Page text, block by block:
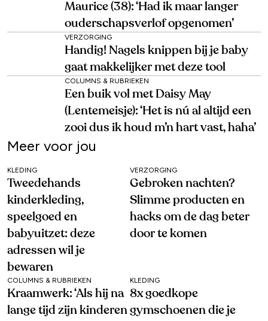
Maurice (38): ‘Had ik maar langer
ouderschapsverlof opgenomen’
VERZORGING
Handig! Nagels knippen bij je baby
gaat makkelijker met deze tool
COLUMNS & RUBRIEKEN
Een buik vol met Daisy May
(Lentemeisje): ‘Het is nú al altijd een
zooi dus ik houd m’n hart vast, haha’
Meer voor jou
KLEDING
Tweedehands
kinderkleding,
speelgoed en
babyuitzet: deze
adressen wil je
bewaren
VERZORGING
Gebroken nachten?
Slimme producten en
hacks om de dag beter
door te komen
COLUMNS & RUBRIEKEN
Kraamwerk: ‘Als hij na
lange tijd zijn kinderen
KLEDING
8x goedkope
gymschoenen die je